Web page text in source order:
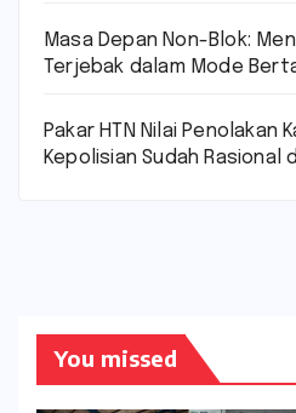
Masa Depan Non-Blok:
Terjebak dalam Mode
Pakar HTN Nilai Penolakan
Kepolisian Sudah Rasional
You missed